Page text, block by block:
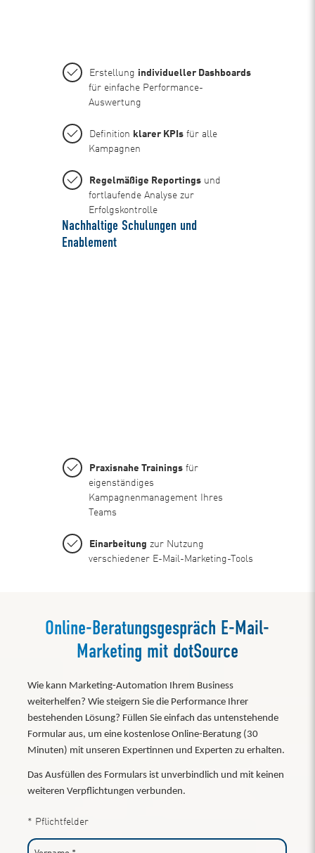
Erstellung individueller Dashboards
für einfache Performance-
Auswertung
Definition klarer KPIsfür alle
Kampagnen
Regelmäßige Reportingsund
fortlaufende Analyse zur
Erfolgskontrolle
Nachhaltige Schulungen und
Enablement
Praxisnahe Trainingsfür
eigenständiges
Kampagnenmanagement Ihres
Teams
Einarbeitung zur Nutzung
verschiedener E-Mail-Marketing-Tools
Online-Beratungsgespräch E-Mail-
Marketing mit dotSource